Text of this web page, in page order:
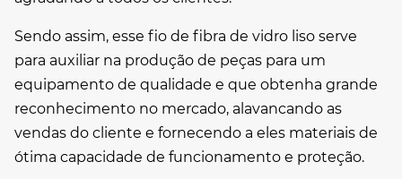
Sendo assim, esse fio de fibra de vidro liso serve
para auxiliar na produção de peças para um
equipamento de qualidade e que obtenha grande
reconhecimento no mercado, alavancando as
vendas do cliente e fornecendo a eles materiais de
ótima capacidade de funcionamento e proteção.